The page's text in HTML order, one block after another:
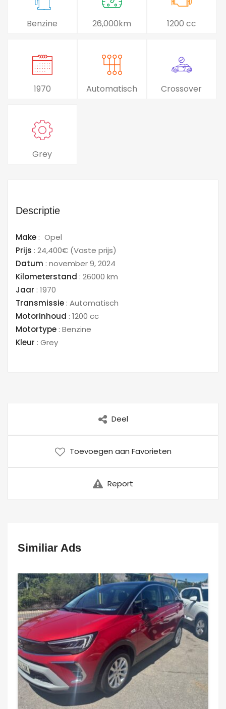
Benzine 26,000km 1200 cc
1970 Automatisch Crossover
Grey
Descriptie
Make : Opel
Prijs : 24,400€ (Vaste prijs)
Datum : november 9, 2024
Kilometerstand : 26000 km
Jaar : 1970
Transmissie : Automatisch
Motorinhoud : 1200 cc
Motortype : Benzine
Kleur : Grey
Deel
Toevoegen aan Favorieten
Report
Similiar Ads